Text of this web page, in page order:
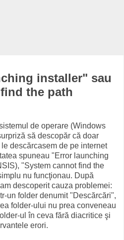
installer" sau
the path
de operare (Windows
să descopăr că doar
descărcasem de pe internet
spuneau "Error launching
"System cannot find the
nu funcţionau. După
descoperit cauza problemei:
un folder denumit "Descărcări",
folder-ului nu prea conveneau
ul în ceva fără diacritice şi
erori.